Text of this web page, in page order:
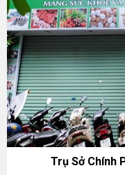
Trụ Sở Chính